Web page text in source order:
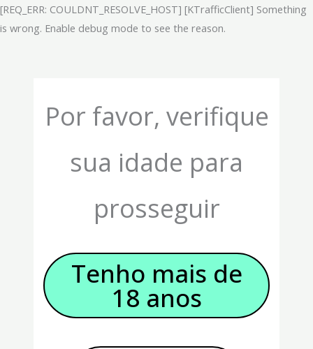
[REQ_ERR: COULDNT_RESOLVE_HOST] [KTrafficClient] Something
is wrong. Enable debug mode to see the reason.
Skip
Por favor, verifique
sua idade para
prosseguir
Tenho mais de
18 anos